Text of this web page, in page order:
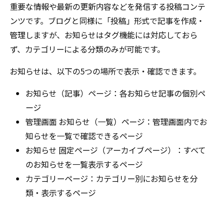
重要な情報や最新の更新内容などを発信する投稿コンテ
ンツです。ブログと同様に「投稿」形式で記事を作成・
管理しますが、お知らせはタグ機能には対応しておら
ず、カテゴリーによる分類のみが可能です。
お知らせは、以下の5つの場所で表示・確認できます。
お知らせ（記事）ページ：各お知らせ記事の個別ペ
ージ
管理画面 お知らせ（一覧）ページ：管理画面内でお
知らせを一覧で確認できるページ
お知らせ 固定ページ（アーカイブページ）：すべて
のお知らせを一覧表示するページ
カテゴリーページ：カテゴリー別にお知らせを分
類・表示するページ